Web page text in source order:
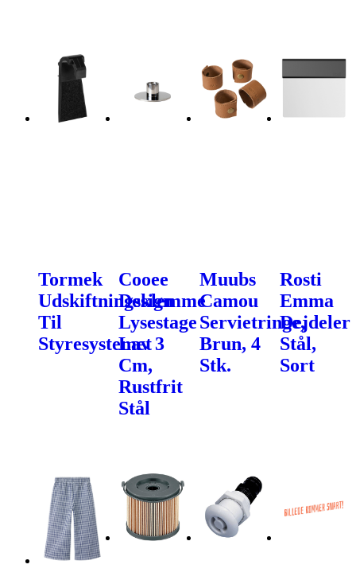
Tormek
Udskiftningsklemme
Til
Styresystemet
Cooee
Design
Lysestage
Lav 3
Cm,
Rustfrit
Stål
Muubs
Camou
Servietringe,
Brun, 4
Stk.
Rosti
Emma
Dejdeler
Stål,
Sort